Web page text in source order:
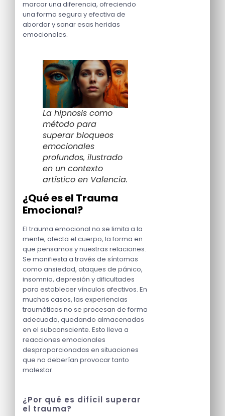
marcar una diferencia, ofreciendo
una forma segura y efectiva de
abordar y sanar esas heridas
emocionales.
La hipnosis como
método para
superar bloqueos
emocionales
profundos, ilustrado
en un contexto
artístico en Valencia.
¿Qué es el Trauma
Emocional?
El trauma emocional no se limita a la
mente; afecta el cuerpo, la forma en
que pensamos y nuestras relaciones.
Se manifiesta a través de síntomas
como ansiedad, ataques de pánico,
insomnio, depresión y dificultades
para establecer vínculos afectivos. En
muchos casos, las experiencias
traumáticas no se procesan de forma
adecuada, quedando almacenadas
en el subconsciente. Esto lleva a
reacciones emocionales
desproporcionadas en situaciones
que no deberían provocar tanto
malestar.
¿Por qué es difícil superar
el trauma?